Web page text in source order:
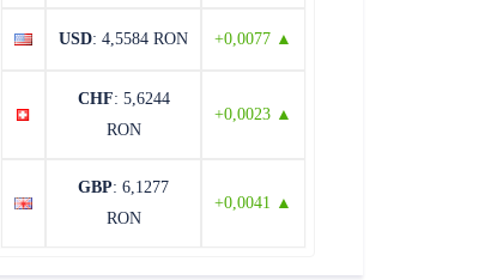
USD: 4,5584 RON +0,0077 ▲
CHF: 5,6244
RON
+0,0023 ▲
GBP: 6,1277
RON
+0,0041 ▲